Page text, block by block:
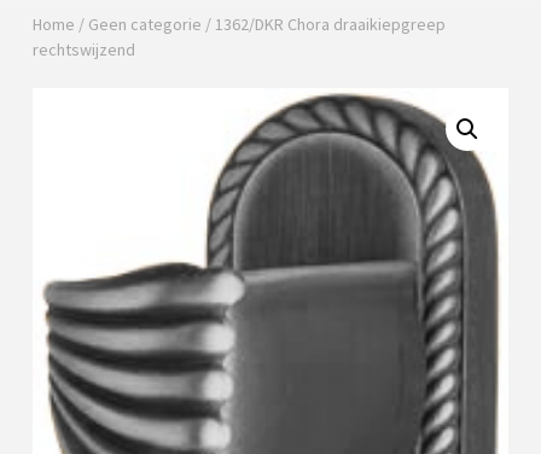
Home / Geen categorie / 1362/DKR Chora draaikiepgreep
rechtswijzend